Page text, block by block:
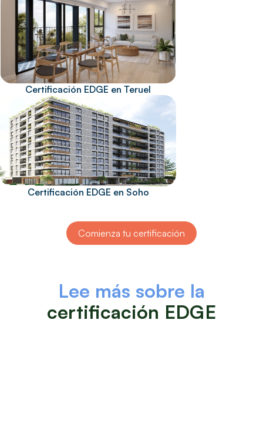
Certificación EDGE en Teruel
Certificación EDGE en Soho
Comienza tu certificación
Lee más sobre la
certificación EDGE